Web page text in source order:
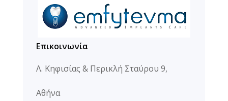
Επικοινωνία
Λ. Κηφισίας & Περικλή Σταύρου 9,
Αθήνα